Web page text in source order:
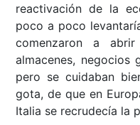
reactivación de la
poco a poco
comenzaron a
almacenes, negocios
pero se cuidaban
gota, de que en
Italia se recrudecía la